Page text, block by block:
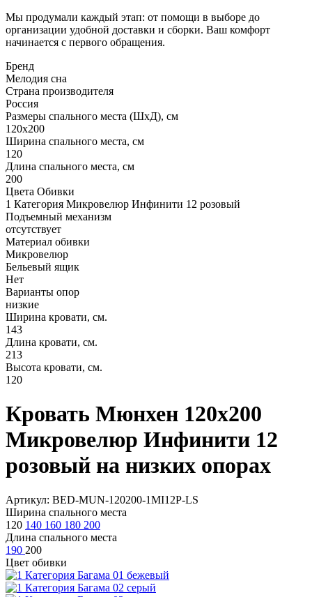
Мы продумали каждый этап: от помощи в выборе до
организации удобной доставки и сборки. Ваш комфорт
начинается с первого обращения.
Бренд
Мелодия сна
Страна производителя
Россия
Размеры спального места (ШхД), см
120х200
Ширина спального места, см
120
Длина спального места, см
200
Цвета Обивки
1 Категория Микровелюр Инфинити 12 розовый
Подъемный механизм
отсутствует
Материал обивки
Микровелюр
Бельевый ящик
Нет
Варианты опор
низкие
Ширина кровати, см.
143
Длина кровати, см.
213
Высота кровати, см.
120
Кровать Мюнхен 120х200
Микровелюр Инфинити 12
розовый на низких опорах
Артикул: BED-MUN-120200-1MI12P-LS
Ширина спального места
120 140 160 180 200
Длина спального места
190 200
Цвет обивки